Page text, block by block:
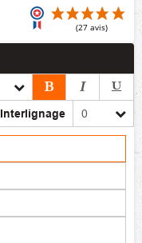
Interlignage